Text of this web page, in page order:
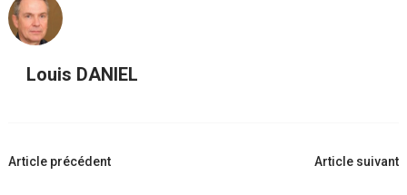
Louis DANIEL
Navigation
Article précédent Article suivant